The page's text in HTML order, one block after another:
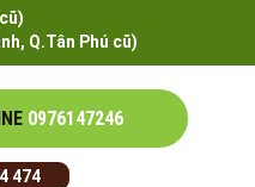
Q.Tân Phú cũ)
0976147246
474